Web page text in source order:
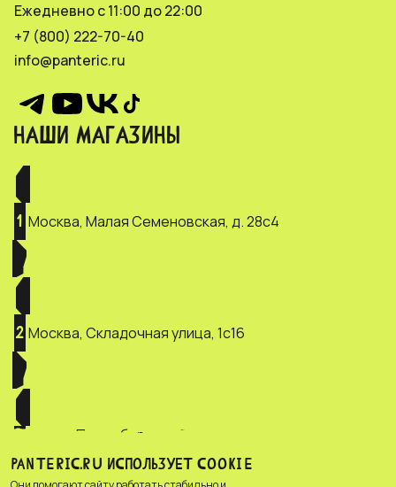
НАШИ МАГАЗИНЫ
1 Москва, Малая Семеновская, д. 28с4
2 Москва, Складочная улица, 1с16
Санкт-Петербург, ул. Зверинская, д.
2/5
Ежедневно с 11:00 до 22:00
+7 (800) 222-70-40
info@panteric.ru
PANTERIC.RU ИСПОЛЬЗУЕТ COOKIE